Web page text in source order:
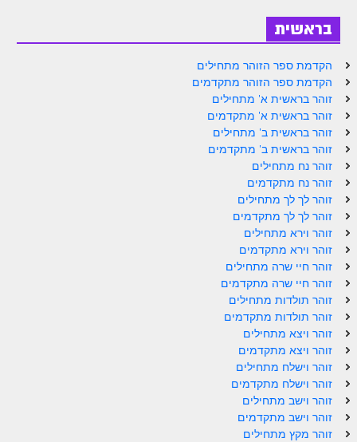
ספר הזוהר נח מתחילים
ספר הזוהר נח מתקדמים
ספר הזוהר לך לך מתחילים
ספר הזוהר לך לך מתקדמים
ספר הזוהר וירא מתחילים
ספר הזוהר וירא מתקדמים
ספר הזוהר חיי שרה מתחילים
ספר הזוהר חיי שרה מתקדמים
ספר הזוהר תולדות מתחילים
ספר הזוהר ויצא מתחילים
ספר הזוהר ויצא מתקדמים
ספר הזוהר וישלח מתחילים
הזוהר הקדוש וישלח מתקדמים
בראשית
הקדמת ספר הזוהר מתחילים
הקדמת ספר הזוהר מתקדמים
זוהר בראשית א' מתחילים
זוהר בראשית א' מתקדמים
זוהר בראשית ב' מתחילים
זוהר בראשית ב' מתקדמים
זוהר נח מתחילים
זוהר נח מתקדמים
זוהר לך לך מתחילים
זוהר לך לך מתקדמים
זוהר וירא מתחילים
זוהר וירא מתקדמים
זוהר חיי שרה מתחילים
זוהר חיי שרה מתקדמים
זוהר תולדות מתחילים
זוהר תולדות מתקדמים
זוהר ויצא מתחילים
זוהר ויצא מתקדמים
זוהר וישלח מתחילים
זוהר וישלח מתקדמים
זוהר וישב מתחילים
זוהר וישב מתקדמים
זוהר מקץ מתחילים